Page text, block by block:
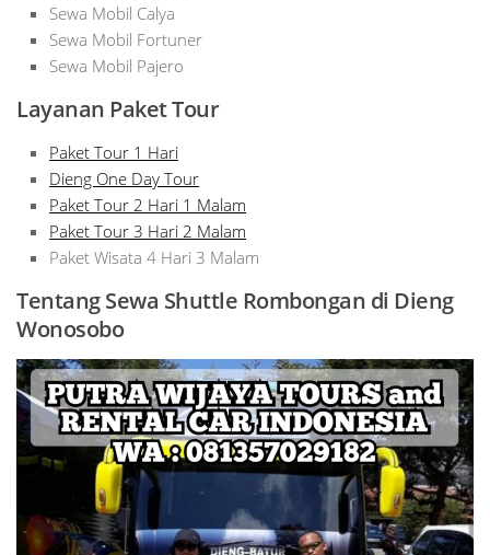
Sewa Mobil Calya
Sewa Mobil Fortuner
Sewa Mobil Pajero
Layanan Paket Tour
Paket Tour 1 Hari
Dieng One Day Tour
Paket Tour 2 Hari 1 Malam
Paket Tour 3 Hari 2 Malam
Paket Wisata 4 Hari 3 Malam
Tentang Sewa Shuttle Rombongan di Dieng
Wonosobo